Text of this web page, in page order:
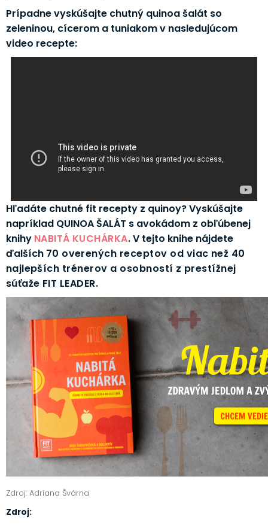
Prípadne vyskúšajte chutný quinoa šalát so
zeleninou, cícerom a tuniakom v nasledujúcom
video recepte:
Hľadáte chutné fit recepty z quinoy? Vyskúšajte
napríklad QUINOA ŠALÁT s avokádom z obľúbenej
knihy NABITÁ KUCHÁRKA. V tejto knihe nájdete
ďalších 70 overených receptov od viac než 40
najlepších trénerov a osobností z prestížnej
súťaže FIT LEADER.
Zdroj: Adriana Švárna
Zdroj: